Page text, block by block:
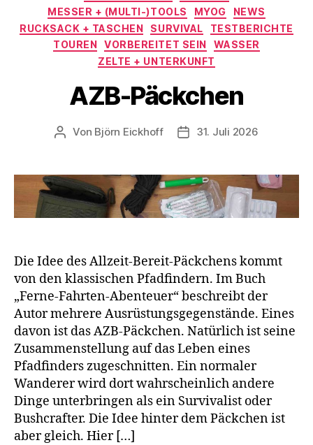
MESSER + (MULTI-)TOOLS
MYOG
NEWS
RUCKSACK + TASCHEN
SURVIVAL
TESTBERICHTE
TOUREN
VORBEREITET SEIN
WASSER
ZELTE + UNTERKUNFT
AZB-Päckchen
Beitragsautor
Von Björn Eickhoff Veröffentlichungsdatum
31. Juli 2026
Die Idee des Allzeit-Bereit-Päckchens kommt
von den klassischen Pfadfindern. Im Buch
„Ferne-Fahrten-Abenteuer“ beschreibt der
Autor mehrere Ausrüstungsgegenstände. Eines
davon ist das AZB-Päckchen. Natürlich ist seine
Zusammenstellung auf das Leben eines
Pfadfinders zugeschnitten. Ein normaler
Wanderer wird dort wahrscheinlich andere
Dinge unterbringen als ein Survivalist oder
Bushcrafter. Die Idee hinter dem Päckchen ist
aber gleich. Hier […]